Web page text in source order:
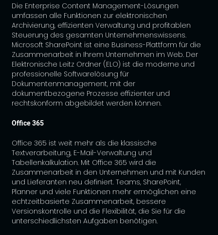
Die Enterprise Content Management-Lösungen
umfassen alle Funktionen zur elektronischen
Archivierung, effizienten Verwaltung und profitablen
Steuerung des gesamten Unternehmenswissens.
Microsoft SharePoint ist eine Business-Plattform für die
Zusammenarbeit in Ihrem Unternehmen im Web. Der
Elektronische Leitz Ordner (ELO) ist die moderne und
professionelle Softwarelösung für
Dokumentenmanagement, mit der
dokumentbezogene Prozesse effizienter und
rechtskonform abgebildet werden können.
Office 365
Office 365 ist weit mehr als die klassische
Textverarbeitung, E-Mail-Verwaltung und
Tabellenkalkulation. Mit Office 365 wird die
Zusammenarbeit in den Unternehmen und mit Kunden
und Lieferanten neu definiert. Teams, SharePoint,
Planner und viele Funktionen mehr ermöglichen eine
echtzeitbasierte Zusammenarbeit, bessere
Versionskontrolle und die Flexibilität, die Sie für die
unterschiedlichsten Aufgaben benötigen.